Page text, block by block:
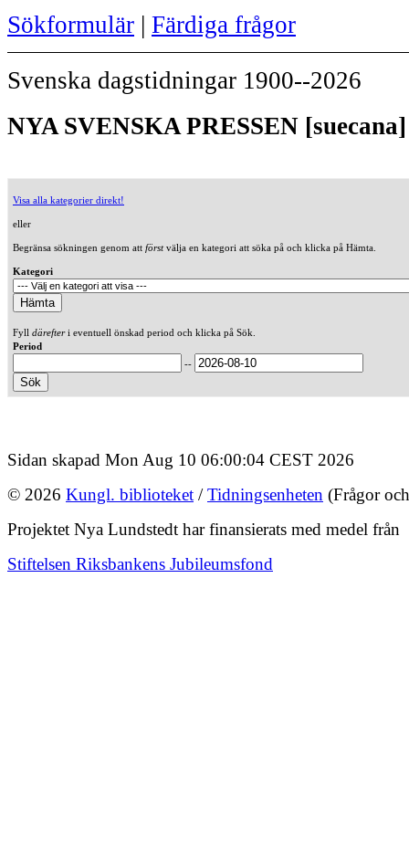
Sökformulär | Färdiga frågor
Svenska dagstidningar 1900--2026
NYA SVENSKA PRESSEN
Visa alla kategorier direkt!
eller
Begränsa sökningen genom att förstvälja en kategori att söka på och klicka på Hämta.
Kategori
Fyll därefteri eventuell önskad period och klicka på Sök.
Period
--
Sidan skapad Mon Aug 10 06:00:04 CEST 2026
© 2026 Kungl. biblioteket /Tidningsenheten (Frågor
Projektet Nya Lundstedt har finansierats med medel från
Stiftelsen Riksbankens Jubileumsfond